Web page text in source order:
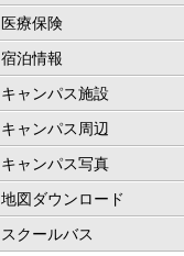
医療保険
宿泊情報
キャンパス施設
キャンパス周辺
キャンパス写真
地図ダウンロード
スクールバス